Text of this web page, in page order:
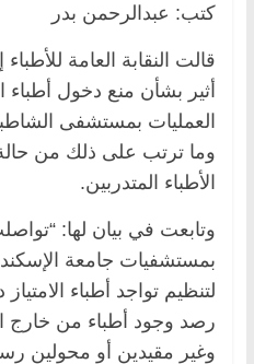
كتب: عبدالرحمن بدر
قالت النقابة العامة للأطباء
أثير بشأن منع دخول أطباء
العمليات بمستشفى
وما ترتب على ذلك من
الأطباء المتدربين.
وتابعت في بيان لها:
بمستشفيات جامعة
لتنظيم تواجد أطباء
رصد وجود أطباء من خارج
وغير مقيدين أو محولين